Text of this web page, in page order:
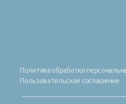
Пользовательское соглашение
Политика обработки